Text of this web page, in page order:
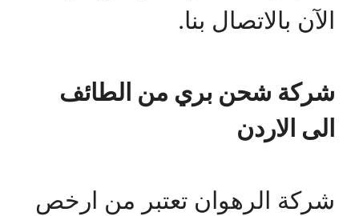
الآن بالاتصال بنا.
شركة شحن بري من الطائف
الى الاردن
شركة الرهوان تعتبر من ارخص